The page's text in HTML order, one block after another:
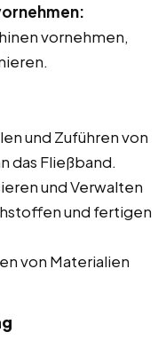
vornehmen,
und Zuführen von
das Fließband.
und Verwalten
und fertigen
von Materialien